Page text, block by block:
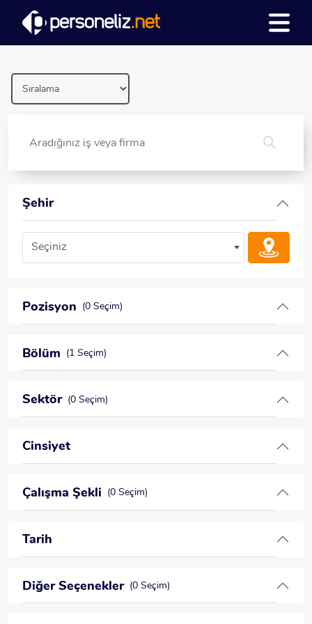
Şehir
Seçiniz
Pozisyon (0 Seçim)
Bölüm (1 Seçim)
Sektör (0 Seçim)
Cinsiyet
Çalışma Şekli (0 Seçim)
Tarih
Diğer Seçenekler (0 Seçim)